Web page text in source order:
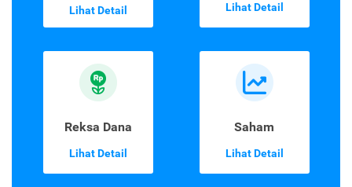
Lihat Detail Lihat Detail
Reksa Dana
Lihat Detail
Saham
Lihat Detail